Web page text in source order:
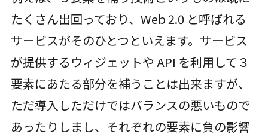
たくさん出回っており、Web 2.0 と呼ばれる
サービスがそのひとつといえます。サービス
が提供するウィジェットや API を利用して３
要素にあたる部分を補うことは出来ますが、
ただ導入しただけではバランスの悪いもので
あったりしまし、それぞれの要素に負の影響